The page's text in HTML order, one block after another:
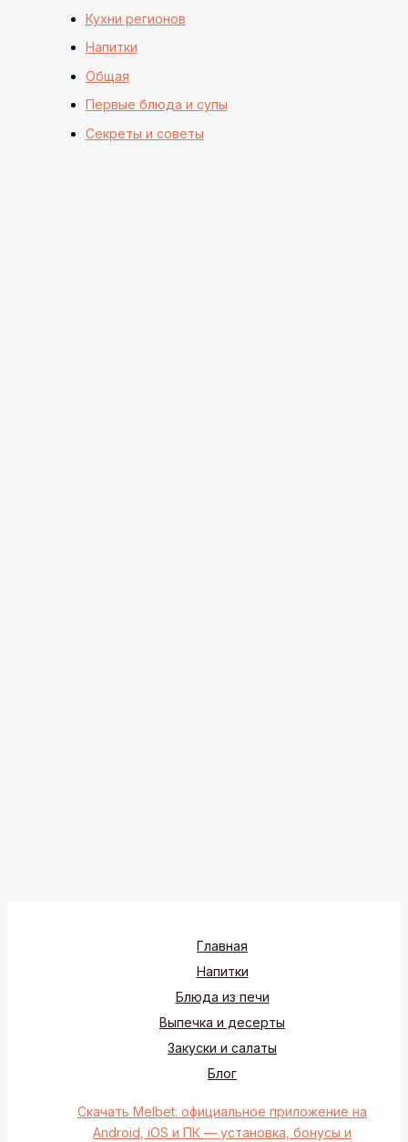
Кухни регионов
Напитки
Общая
Первые блюда и супы
Секреты и советы
Главная
Напитки
Блюда из печи
Выпечка и десерты
Закуски и салаты
Блог
Скачать Melbet: официальное приложение на
Android, iOS и ПК — установка, бонусы и